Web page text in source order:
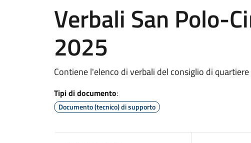
Verbali San Polo-
2025
Contiene l'elenco di verbali del consiglio di
Tipi di documento:
Documento (tecnico) di supporto